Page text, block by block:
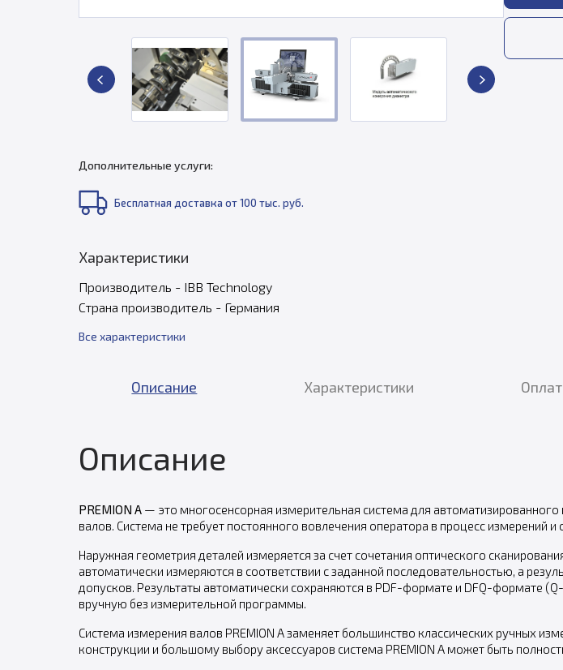
Дополнительные услуги:
Бесплатная доставка от 100 тыс. руб.
Характеристики
Производитель - IBB Technology
Страна производитель - Германия
Все характеристики
Описание Характеристики
Описание
PREMION A — это многосенсорная измерительная система для
валов. Система не требует постоянного вовлечения оператора в процесс измерений
Наружная геометрия деталей измеряется за счет сочетания оптического
автоматически измеряются в соответствии с заданной последовательностью, а
допусков. Результаты автоматически сохраняются в PDF-формате и DFQ-формате
вручную без измерительной программы.
Система измерения валов PREMION A заменяет большинство классических ручных
конструкции и большому выбору аксессуаров система PREMION A может быть